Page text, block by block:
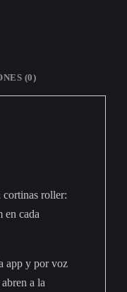
(0)
roller:
en cada
app y por voz
a la